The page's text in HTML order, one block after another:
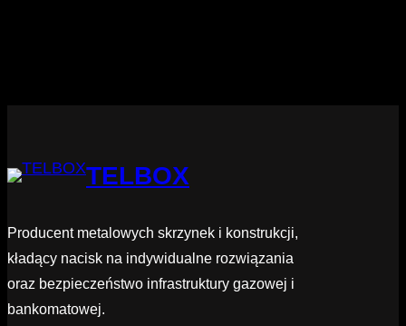
TELBOX
Producent metalowych skrzynek i konstrukcji,
kładący nacisk na indywidualne rozwiązania
oraz bezpieczeństwo infrastruktury gazowej i
bankomatowej.